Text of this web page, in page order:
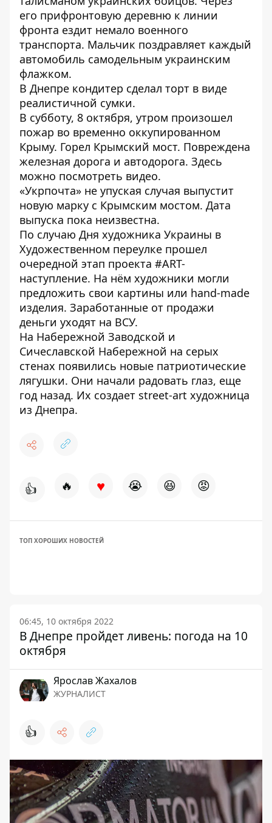
его прифронтовую деревню к линии
фронта ездит немало военного
транспорта. Мальчик поздравляет каждый
автомобиль самодельным украинским
флажком.
В Днепре кондитер сделал торт в виде
реалистичной сумки.
В субботу, 8 октября, утром произошел
пожар во временно оккупированном
Крыму. Горел Крымский мост. Повреждена
железная дорога и автодорога. Здесь
можно посмотреть видео.
«Укрпочта» не упуская случая выпустит
новую марку с Крымским мостом. Дата
выпуска пока неизвестна.
По случаю Дня художника Украины в
Художественном переулке прошел
очередной этап проекта #ART-
наступление. На нём художники могли
предложить свои картины или hand-made
изделия. Заработанные от продажи
деньги уходят на ВСУ.
На Набережной Заводской и
Сичеславской Набережной на серых
стенах появились новые патриотические
лягушки. Они начали радовать глаз, еще
год назад. Их создает street-art художница
из Днепра.
👍 🔥 ♥ 😭 😆 😡
ТОП ХОРОШИХ НОВОСТЕЙ
06:45, 10 октября 2022
В Днепре пройдет ливень: погода на 10
октября
Ярослав Жахалов
ЖУРНАЛИСТ
👍